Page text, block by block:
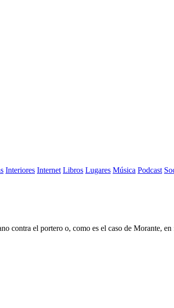
Interiores Internet Libros Lugares Música Podcast
contra el portero o, como es el caso de Morante,